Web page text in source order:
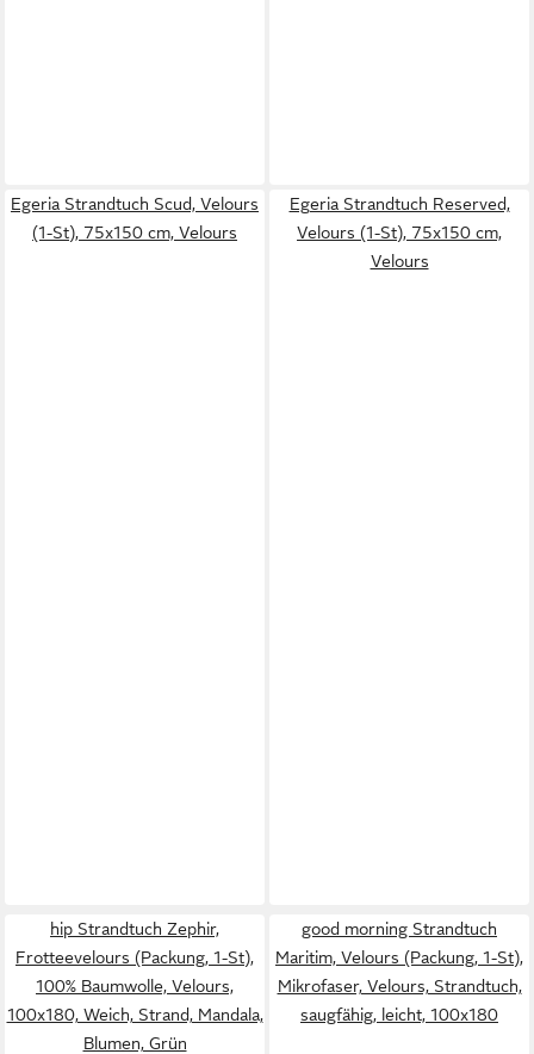
Egeria Strandtuch Scud, Velours
(1-St), 75x150 cm, Velours
Egeria Strandtuch Reserved,
Velours (1-St), 75x150 cm,
Velours
hip Strandtuch Zephir,
Frotteevelours (Packung, 1-St),
100% Baumwolle, Velours,
100x180, Weich, Strand, Mandala,
Blumen, Grün
good morning Strandtuch
Maritim, Velours (Packung, 1-St),
Mikrofaser, Velours, Strandtuch,
saugfähig, leicht, 100x180